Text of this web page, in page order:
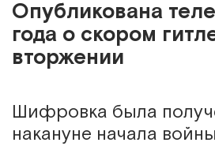
Опубликована
года о скором
вторжении
Шифровка была
накануне начала войны